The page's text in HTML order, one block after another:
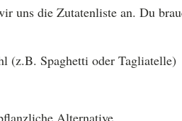
uns die Zutatenliste an. Du
(z.B. Spaghetti oder Tagliatelle)